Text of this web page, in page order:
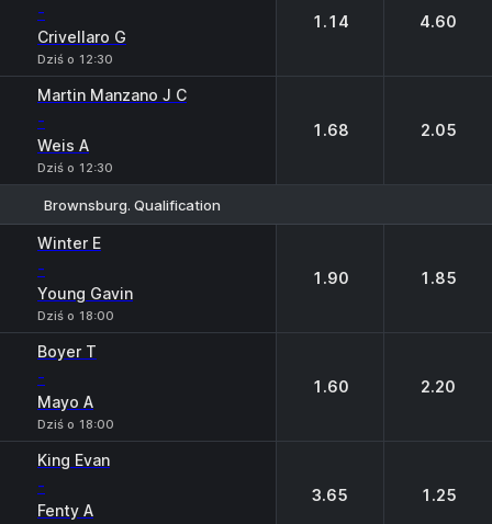
-
Crivellaro G
Dziś o 12:30
1.14 4.60
Martin Manzano J C
-
Weis A
Dziś o 12:30
1.68 2.05
Brownsburg. Qualification
Winter E
-
Young Gavin
Dziś o 18:00
1.90 1.85
Boyer T
-
Mayo A
Dziś o 18:00
1.60 2.20
King Evan
-
Fenty A
3.65 1.25